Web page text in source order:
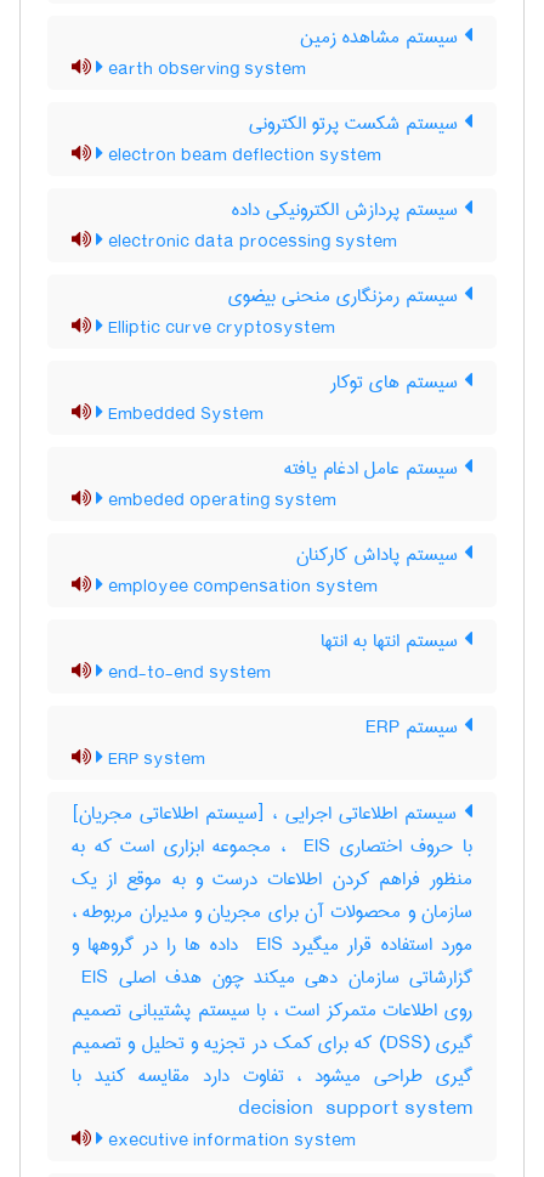
سیستم مشاهده زمین
earth observing system
سیستم شکست پرتو الکترونی
electron beam deflection system
سیستم پردازش الکترونیکی داده
electronic data processing system
سیستم رمزنگاری منحنی بیضوی
Elliptic curve cryptosystem
سیستم های توکار
Embedded System
سیستم عامل ادغام یافته
embeded operating system
سیستم پاداش کارکنان
employee compensation system
سیستم انتها به انتها
end-to-end system
سیستم ERP
ERP system
سیستم اطلاعاتی اجرایی ، [سیستم اطلاعاتی مجریان]
با حروف اختصاری ‎ EIS ، مجموعه ابزاری است که به
منظور فراهم کردن اطلاعات درست و به موقع از یک
سازمان و محصولات آن برای مجریان و مدیران مربوطه ،
مورد استفاده قرار میگیرد ‎ EIS داده ها را در گروهها و
گزارشاتی سازمان دهی میکند چون هدف اصلی ‎ EIS
روی اطلاعات متمرکز است ، با سیستم پشتیبانی تصمیم
گیری (‎DSS) که برای کمک در تجزیه و تحلیل و تصمیم
گیری طراحی میشود ، تفاوت دارد مقایسه کنید با
‎decision ‎ support system
executive information system